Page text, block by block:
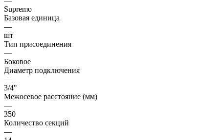
Supremo
Базовая единица
—
шт
Тип присоединения
—
Боковое
Диаметр подключения
—
3/4"
Межосевое расстояние (мм)
—
350
Количество секций
—